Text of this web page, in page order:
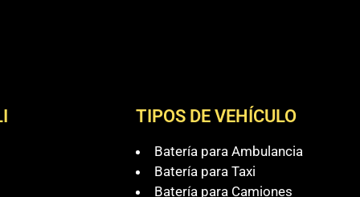
TIPOS DE VEHÍCULO
Batería para Ambulancia
Batería para Taxi
Batería para Camiones